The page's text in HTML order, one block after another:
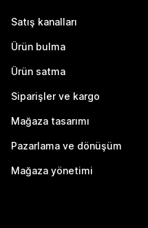
Satış kanalları
Ürün bulma
Ürün satma
Siparişler ve kargo
Mağaza tasarımı
Pazarlama ve dönüşüm
Mağaza yönetimi